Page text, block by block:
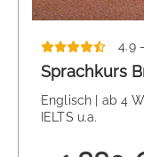
4.9
Sprachkurs
Englisch | ab 4
IELTS u.a.